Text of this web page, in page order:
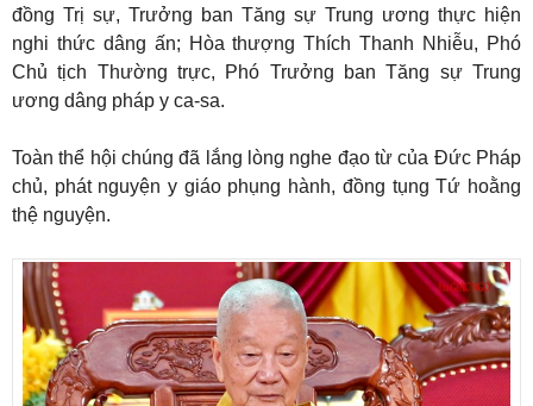
đồng Trị sự, Trưởng ban Tăng sự Trung ương thực hiện
nghi thức dâng ấn; Hòa thượng Thích Thanh Nhiễu, Phó
Chủ tịch Thường trực, Phó Trưởng ban Tăng sự Trung
ương dâng pháp y ca-sa.
Toàn thể hội chúng đã lắng lòng nghe đạo từ của Đức Pháp
chủ, phát nguyện y giáo phụng hành, đồng tụng Tứ hoằng
thệ nguyện.